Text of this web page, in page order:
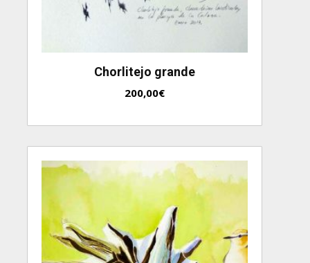
Chorlitejo grande
200,00€